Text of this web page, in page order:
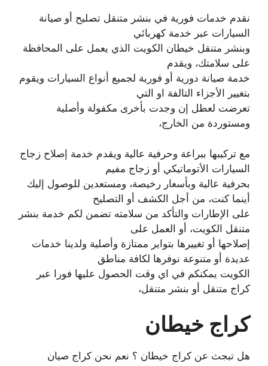
نقدم خدمات فورية في بنشر متنقل تصليح أو صيانة
السيارات عبر خدمة كهربائي
وبنشر متنقل خيطان الكويت الذي يعمل على المحافظة
على سلامتك، ويقدم
خدمة صيانة دورية أو فورية لجميع أنواع السيارات ويقوم
بتغيير الأجزاء التالفة او التي
تعرضت لعطل إن وجدت بأخرى مكفولة وأصلية
ومستوردة من الخارج،
مع تركيبها ببراعة وحرفية عالية ويقدم خدمة إصلاح زجاج
السيارات الأتوماتيكي أو زجاج مفيم
بحرفية عالية وبأسعار رخيصة، ومستعدين للوصول إليك
أينما كنت، من أجل الكشف أو التصليح
على الإطارات والتأكد من سلامته تضمن لكم خدمة بنشر
متنقل الكويت، أو العمل على
إصلاحها أو تغييرها بتواير ممتازة وأصلية ولدينا خدمات
عديدة أو متنوعة نوفرها لكافة مناطق
الكويت يمكنكم في اي وقت الحصول عليها فورا عبر
كراج متنقل أو بنشر متنقل،
كراج خيطان
هل تبجث عن كراج خيطان ؟ نعم نحن كراج صيان